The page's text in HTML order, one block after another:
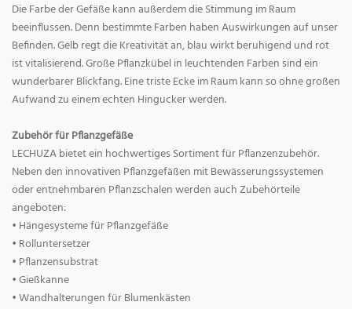
Die Farbe der Gefäße kann außerdem die Stimmung im Raum
beeinflussen. Denn bestimmte Farben haben Auswirkungen auf unser
Befinden. Gelb regt die Kreativität an, blau wirkt beruhigend und rot
ist vitalisierend. Große Pflanzkübel in leuchtenden Farben sind ein
wunderbarer Blickfang. Eine triste Ecke im Raum kann so ohne großen
Aufwand zu einem echten Hingucker werden.
Zubehör für Pflanzgefäße
LECHUZA bietet ein hochwertiges Sortiment für Pflanzenzubehör.
Neben den innovativen Pflanzgefäßen mit Bewässerungssystemen
oder entnehmbaren Pflanzschalen werden auch Zubehörteile
angeboten:
• Hängesysteme für Pflanzgefäße
• Rolluntersetzer
• Pflanzensubstrat
• Gießkanne
• Wandhalterungen für Blumenkästen